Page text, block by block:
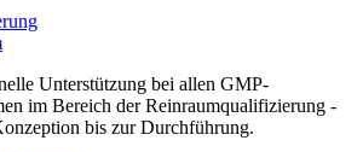
Unterstützung bei allen GMP-
im Bereich der Reinraumqualifizierung -
bis zur Durchführung.